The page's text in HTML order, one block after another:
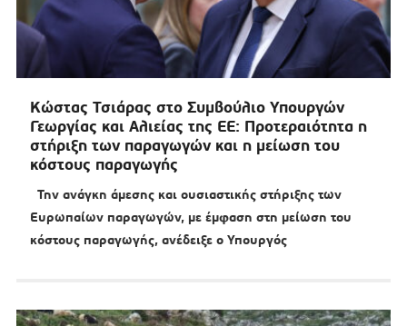
Κώστας Τσιάρας στο Συμβούλιο Υπουργών
Γεωργίας και Αλιείας της ΕΕ: Προτεραιότητα η
στήριξη των παραγωγών και η μείωση του
κόστους παραγωγής
Την ανάγκη άμεσης και ουσιαστικής στήριξης των
Ευρωπαίων παραγωγών, με έμφαση στη μείωση του
κόστους παραγωγής, ανέδειξε ο Υπουργός